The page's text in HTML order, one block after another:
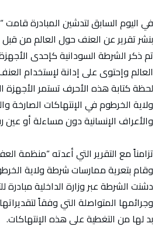
في اليوم السابق لتدشين المبادرة قامت
بنشر تقرير عن العنف حول العالم من قبل
تم ذكر الشرطة السودانية كإحدى
العالم وإحتوى على إدانة لإستخدام
لحظة كتابة هذه الأحرف تستمر الأجهزة
ولاية الخرطوم في الإنتهاكات الصارخة
والأعراف الإنسانية دون مساءلة أو عين
تزامناً مع التقرير التي أعدته “منظمة
وقام بتعرية ممارسات شرطة ولاية
دشنت الشرطة عبر وزارة الداخلية
وجرائمها المتواصلة التي وفقاً
بد لها من التغطية على هذه الإنتهاكات.